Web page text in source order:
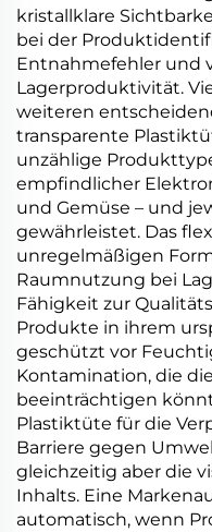
kristallklare
bei der
Entnahmefehler und
Lagerproduktivität.
weiteren
transparente
unzählige
empfindlicher
und Gemüse – und
gewährleistet. Das
unregelmäßigen
Raumnutzung bei
Fähigkeit zur
Produkte in ihrem
geschützt vor
Kontamination, die
beeinträchtigen
Plastiktüte für die
Barriere gegen
gleichzeitig aber die
Inhalts. Eine
automatisch, wenn